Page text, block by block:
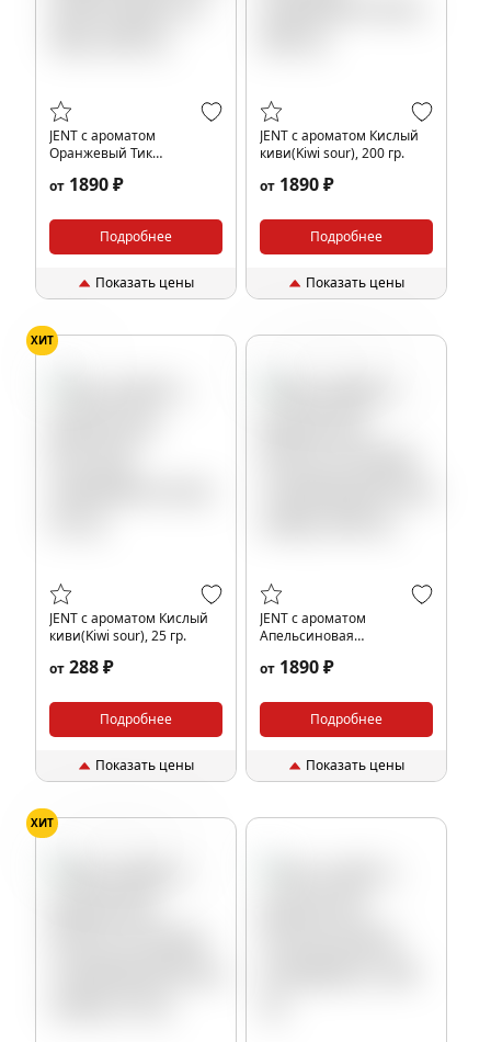
JENT с ароматом
Оранжевый Тик
от 1890 ₽
Подробнее
Показать цены
JENT с ароматом Кислый
киви(Kiwi sour), 200 гр.
от 1890 ₽
Подробнее
Показать цены
ХИТ
JENT с ароматом Кислый
киви(Kiwi sour), 25 гр.
от 288 ₽
Подробнее
Показать цены
JENT с ароматом
Апельсиновая
200 гр.
от 1890 ₽
Подробнее
Показать цены
ХИТ